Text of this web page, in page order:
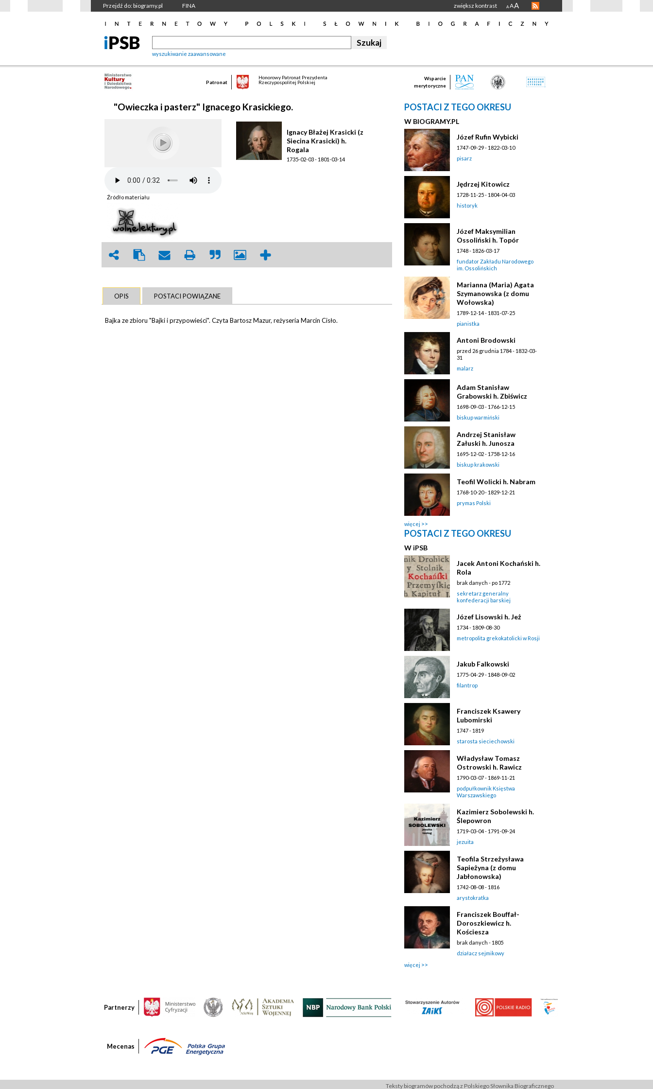
Przejdź do: biogramy.pl FINA zwiększ kontrast A AA
wyszukiwanie zaawansowane
Patronat
Honorowy Patronat Prezydenta
Rzeczypospolitej Polskiej
Wsparcie
merytoryczne
"Owieczka i pasterz" Ignacego Krasickiego.
Ignacy Błażej Krasicki (z
Siecina Krasicki) h.
Rogala
1735-02-03 - 1801-03-14
Źródło materiału
OPIS POSTACI POWIĄZANE
Bajka ze zbioru "Bajki i przypowieści". Czyta Bartosz Mazur, reżyseria Marcin Cisło.
POSTACI Z TEGO OKRESU
W BIOGRAMY.PL
Józef Rufin Wybicki
1747-09-29 - 1822-03-10
pisarz
Jędrzej Kitowicz
1728-11-25 - 1804-04-03
historyk
Józef Maksymilian
Ossoliński h. Topór
1748 - 1826-03-17
fundator Zakładu Narodowego
im. Ossolińskich
Marianna (Maria) Agata
Szymanowska (z domu
Wołowska)
1789-12-14 - 1831-07-25
pianistka
Antoni Brodowski
przed 26 grudnia 1784 - 1832-03-
31
malarz
Adam Stanisław
Grabowski h. Zbiświcz
1698-09-03 - 1766-12-15
biskup warmiński
Andrzej Stanisław
Załuski h. Junosza
1695-12-02 - 1758-12-16
biskup krakowski
Teofil Wolicki h. Nabram
1768-10-20 - 1829-12-21
prymas Polski
więcej
POSTACI Z TEGO OKRESU
W iPSB
Jacek Antoni Kochański h.
Rola
brak danych - po 1772
sekretarz generalny
konfederacji barskiej
Józef Lisowski h. Jeż
1734 - 1809-08-30
metropolita grekokatolicki w Rosji
Jakub Falkowski
1775-04-29 - 1848-09-02
filantrop
Franciszek Ksawery
Lubomirski
1747 - 1819
starosta sieciechowski
Władysław Tomasz
Ostrowski h. Rawicz
1790-03-07 - 1869-11-21
podpułkownik Księstwa
Warszawskiego
Kazimierz Sobolewski h.
Ślepowron
1719-03-04 - 1791-09-24
jezuita
Teofila Strzeżysława
Sapieżyna (z domu
Jabłonowska)
1742-08-08 - 1816
arystokratka
Franciszek Bouffał-
Doroszkiewicz h.
Kościesza
brak danych - 1805
działacz sejmikowy
więcej
Partnerzy
Mecenas
Teksty biogramów pochodzą z Polskiego Słownika Biograficznego